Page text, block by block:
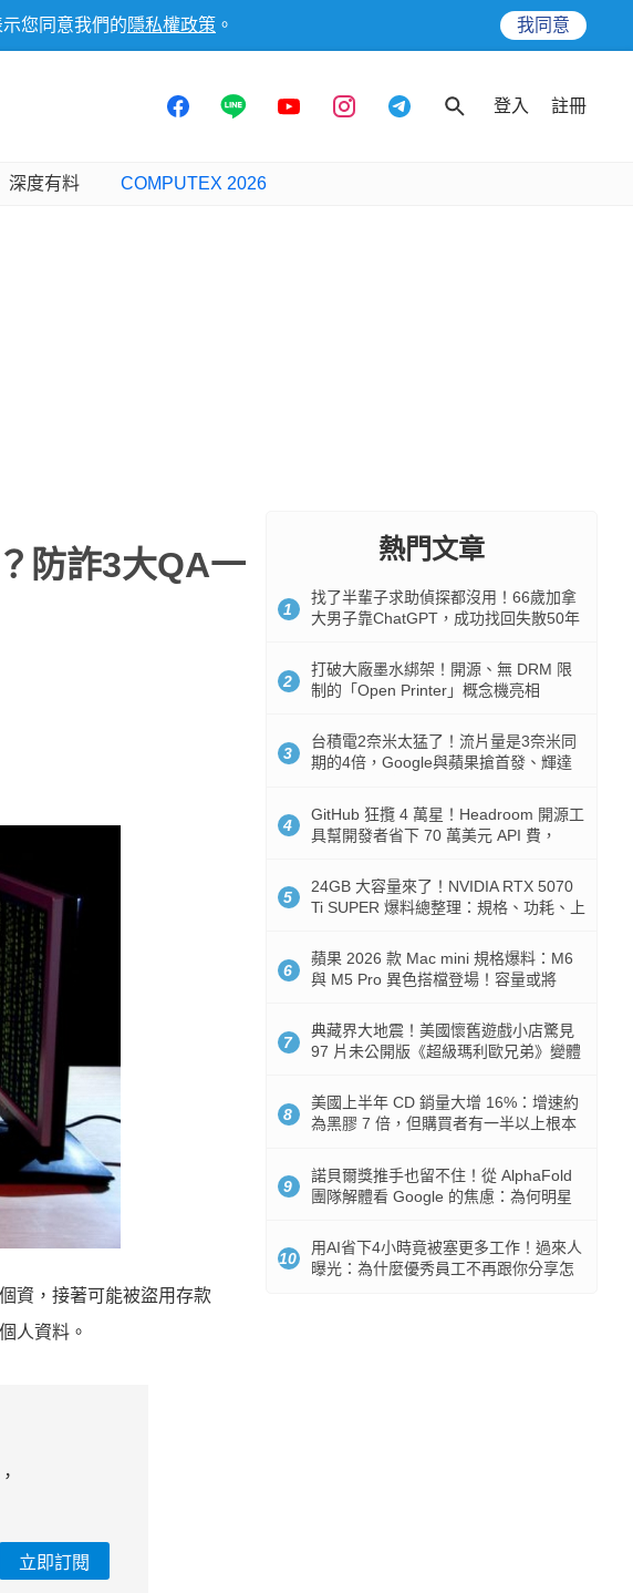
您同意我們的 隱私權政策 。 我同意
登入 註冊
深度有料 COMPUTEX 2026
防詐3大QA一
資，接著可能被盜用存款
人資料。
立即訂閱
熱門文章
1
找了半輩子求助偵探都沒用！66歲加拿
大男子靠ChatGPT，成功找回失散50年
2
打破大廠墨水綁架！開源、無 DRM 限
制的「Open Printer」概念機亮相
3
台積電2奈米太猛了！流片量是3奈米同
期的4倍，Google與蘋果搶首發、輝達
4
GitHub 狂攬 4 萬星！Headroom 開源工
具幫開發者省下 70 萬美元 API 費，
5
24GB 大容量來了！NVIDIA RTX 5070
Ti SUPER 爆料總整理：規格、功耗、上
6
蘋果 2026 款 Mac mini 規格爆料：M6
與 M5 Pro 異色搭檔登場！容量或將
7
典藏界大地震！美國懷舊遊戲小店驚見
97 片未公開版《超級瑪利歐兄弟》變體
8
美國上半年 CD 銷量大增 16%：增速約
為黑膠 7 倍，但購買者有一半以上根本
9
諾貝爾獎推手也留不住！從 AlphaFold
團隊解體看 Google 的焦慮：為何明星
10
用AI省下4小時竟被塞更多工作！過來人
曝光：為什麼優秀員工不再跟你分享怎